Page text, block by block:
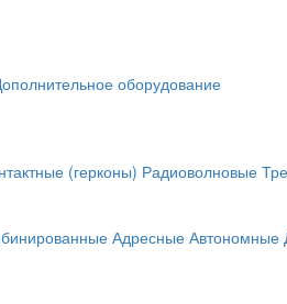
оборудование
(герконы) Радиоволновые
Адресные Автономные